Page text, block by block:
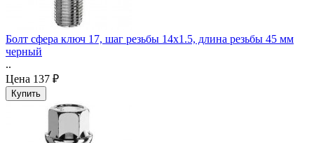
Болт сфера ключ 17, шаг резьбы 14x1.5, длина резьбы 45 мм
черный
..
Цена 137 ₽